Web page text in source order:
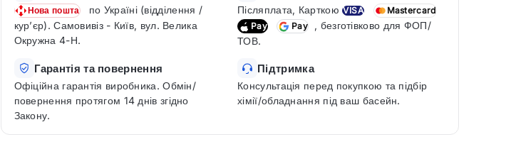
Нова пошта
по Україні (відділення /
кур’єр). Самовивіз - Київ, вул. Велика
Окружна 4-Н.
Післяплата, КарткоюVISA
Mastercard
Pay
Pay
, безготівково для ФОП/
ТОВ.
Гарантія та повернення
Офіційна гарантія виробника. Обмін/
повернення протягом 14 днів згідно
Закону.
Підтримка
Консультація перед покупкою та підбір
хімії/обладнання під ваш басейн.